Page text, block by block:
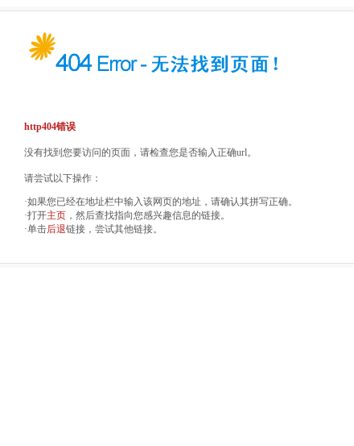
http404错误
没有找到您要访问的页面，请检查您是否输入正确url。
请尝试以下操作：
·如果您已经在地址栏中输入该网页的地址，请确认其拼写正确。
·打开主页 ，然后查找指向您感兴趣信息的链接。
·单击后退链接，尝试其他链接。